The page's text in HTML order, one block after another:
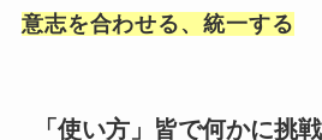
意志を合わせる、統一する
「使い方」皆で何かに挑